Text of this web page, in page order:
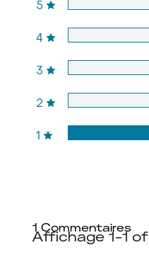
5
4
3
2
1
1 Commentaires
Affichage 1-1 of